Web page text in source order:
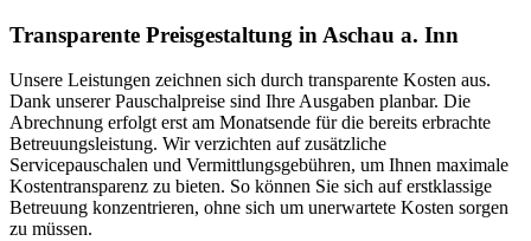
Transparente Preisgestaltung in Aschau a. Inn
Unsere Leistungen zeichnen sich durch transparente Kosten aus.
Dank unserer Pauschalpreise sind Ihre Ausgaben planbar. Die
Abrechnung erfolgt erst am Monatsende für die bereits erbrachte
Betreuungsleistung. Wir verzichten auf zusätzliche
Servicepauschalen und Vermittlungsgebühren, um Ihnen maximale
Kostentransparenz zu bieten. So können Sie sich auf erstklassige
Betreuung konzentrieren, ohne sich um unerwartete Kosten sorgen
zu müssen.